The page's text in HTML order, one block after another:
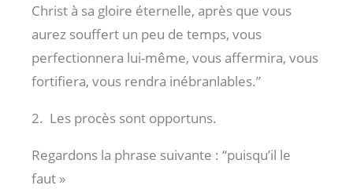
Christ à sa gloire éternelle, après que vous
aurez souffert un peu de temps, vous
perfectionnera lui-même, vous affermira, vous
fortifiera, vous rendra inébranlables.”
2. Les procès sont opportuns.
Regardons la phrase suivante : “puisqu’il le
faut »